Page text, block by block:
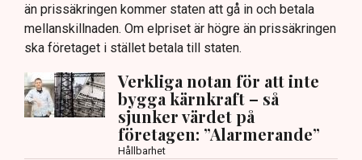
än prissäkringen kommer staten att gå in och betala
mellanskillnaden. Om elpriset är högre än prissäkringen
ska företaget i stället betala till staten.
Verkliga notan för att inte
bygga kärnkraft – så
sjunker värdet på
företagen: ”Alarmerande”
Hållbarhet